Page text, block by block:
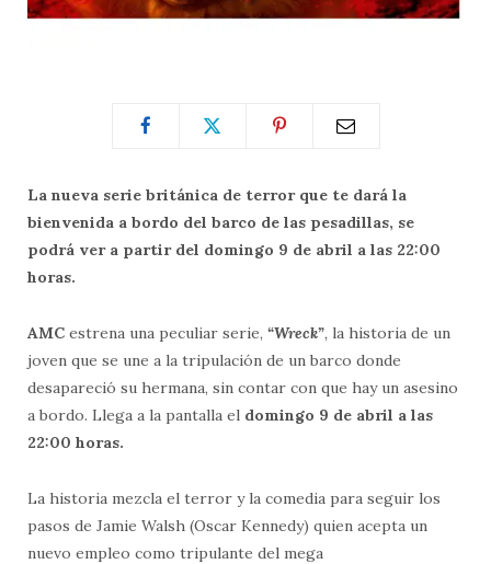
La nueva serie británica de terror que te dará la
bienvenida a bordo del barco de las pesadillas, se
podrá ver a partir del domingo 9 de abril a las 22:00
horas.
AMC estrena una peculiar serie, “Wreck”, la historia de un
joven que se une a la tripulación de un barco donde
desapareció su hermana, sin contar con que hay un asesino
a bordo. Llega a la pantalla el domingo 9 de abril a las
22:00 horas.
La historia mezcla el terror y la comedia para seguir los
pasos de Jamie Walsh (Oscar Kennedy) quien acepta un
nuevo empleo como tripulante del mega